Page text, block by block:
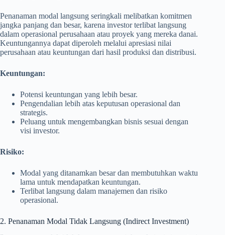
Penanaman modal langsung seringkali melibatkan komitmen
jangka panjang dan besar, karena investor terlibat langsung
dalam operasional perusahaan atau proyek yang mereka danai.
Keuntungannya dapat diperoleh melalui apresiasi nilai
perusahaan atau keuntungan dari hasil produksi dan distribusi.
Keuntungan:
Potensi keuntungan yang lebih besar.
Pengendalian lebih atas keputusan operasional dan
strategis.
Peluang untuk mengembangkan bisnis sesuai dengan
visi investor.
Risiko:
Modal yang ditanamkan besar dan membutuhkan waktu
lama untuk mendapatkan keuntungan.
Terlibat langsung dalam manajemen dan risiko
operasional.
2. Penanaman Modal Tidak Langsung (Indirect Investment)